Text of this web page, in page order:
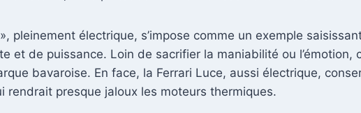
pleinement électrique, s’impose comme un exemple
et de puissance. Loin de sacrifier la maniabilité ou
bavaroise. En face, la Ferrari Luce, aussi électrique,
rendrait presque jaloux les moteurs thermiques.